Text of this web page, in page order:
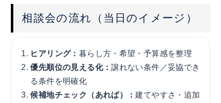
相談会の流れ（当日のイメージ）
ヒアリング： 暮らし方・希望・予算感を整理
優先順位の見える化：譲れない条件／妥協でき
る条件を明確化
候補地チェック（あれば）：建てやすさ・追加